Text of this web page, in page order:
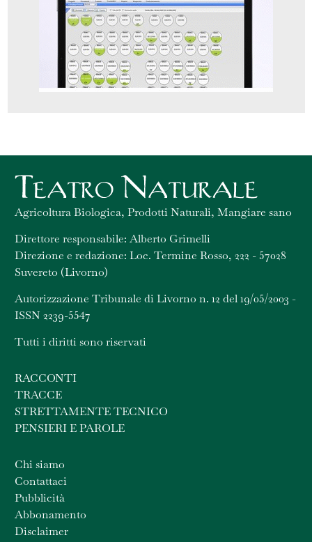
Agricoltura Biologica, Prodotti Naturali, Mangiare sano
Direttore responsabile: Alberto Grimelli
Direzione e redazione: Loc. Termine Rosso, 222 - 57028
Suvereto (Livorno)
Autorizzazione Tribunale di Livorno n. 12 del 19/05/2003 -
ISSN 2239-5547
Tutti i diritti sono riservati
RACCONTI
TRACCE
STRETTAMENTE TECNICO
PENSIERI E PAROLE
Chi siamo
Contattaci
Pubblicità
Abbonamento
Disclaimer